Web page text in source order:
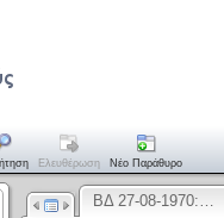
Ελευθέρωση Νέο Παράθυρο
ΒΔ 27-08-1970:…